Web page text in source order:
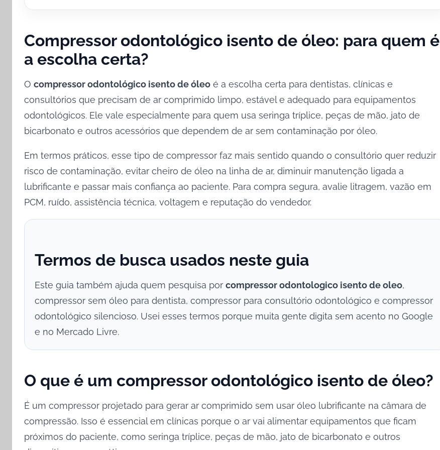
Compressor odontológico isento de óleo: para quem é
a escolha certa?
O compressor odontológico isento de óleo é a escolha certa para dentistas, clínicas e
consultórios que precisam de ar comprimido limpo, estável e adequado para equipamentos
odontológicos. Ele vale especialmente para quem usa seringa tríplice, peças de mão, jato de
bicarbonato e outros acessórios que dependem de ar sem contaminação por óleo.
Em termos práticos, esse tipo de compressor faz mais sentido quando o consultório quer reduzir
risco de contaminação, evitar cheiro de óleo na linha de ar, diminuir manutenção ligada a
lubrificante e passar mais confiança ao paciente. Para compra segura, avalie litragem, vazão em
PCM, ruído, assistência técnica, voltagem e reputação do vendedor.
Termos de busca usados neste guia
Este guia também ajuda quem pesquisa por compressor odontologico isento de oleo,
compressor sem óleo para dentista, compressor para consultório odontológico e compressor
odontológico silencioso. Usei esses termos porque muita gente digita sem acento no Google
e no Mercado Livre.
O que é um compressor odontológico isento de óleo?
É um compressor projetado para gerar ar comprimido sem usar óleo lubrificante na câmara de
compressão. Isso é essencial em clínicas porque o ar vai alimentar equipamentos que ficam
próximos do paciente, como seringa tríplice, peças de mão, jato de bicarbonato e outros